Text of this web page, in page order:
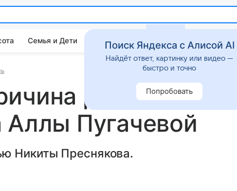
Семья и Дети Дом Гороскопы Стиль жизни
распада
Аллы Пугачевой
Никиты Преснякова.
Поиск Яндекса с Алисой AI
Найдёт ответ, картинку или видео —
быстро и точно
Попробовать